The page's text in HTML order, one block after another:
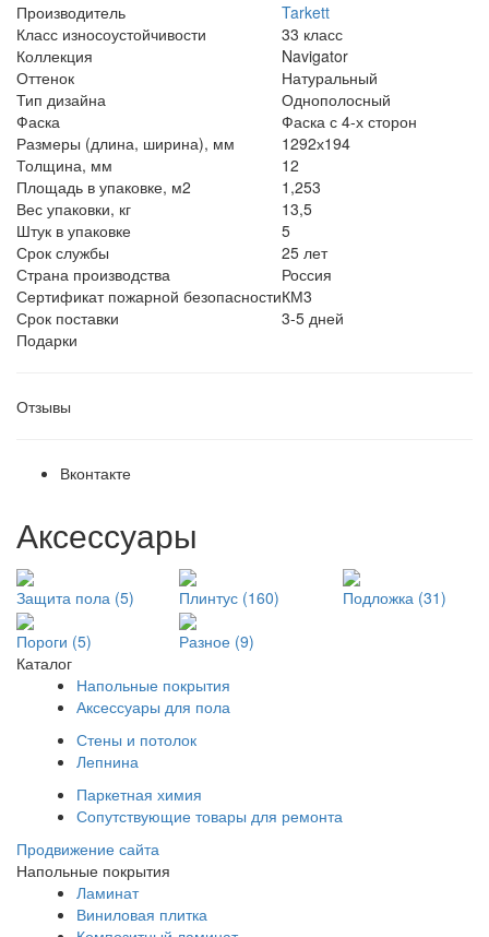
Производитель
Tarkett
Класс износоустойчивости
33 класс
Коллекция
Navigator
Оттенок
Натуральный
Тип дизайна
Однополосный
Фаска
Фаска с 4-х сторон
Размеры (длина, ширина), мм
1292х194
Толщина, мм
12
Площадь в упаковке, м2
1,253
Вес упаковки, кг
13,5
Штук в упаковке
5
Срок службы
25 лет
Страна производства
Россия
Сертификат пожарной безопасностиКМ3
Срок поставки
3-5 дней
Подарки
Отзывы
Вконтакте
Аксессуары
Защита пола (5) Плинтус (160) Подложка (31)
Пороги (5)
Разное (9)
Каталог
Напольные покрытия
Аксессуары для пола
Стены и потолок
Лепнина
Паркетная химия
Сопутствующие товары для ремонта
Продвижение сайта
Напольные покрытия
Ламинат
Виниловая плитка